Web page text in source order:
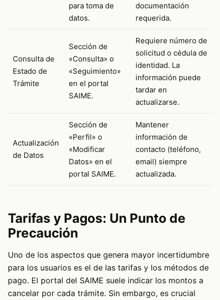
para toma de
datos.
documentación
requerida.
Consulta de
Estado de
Trámite
Sección de
«Consulta» o
«Seguimiento»
en el portal
SAIME.
Requiere número de
solicitud o cédula de
identidad. La
información puede
tardar en
actualizarse.
Actualización
de Datos
Sección de
«Perfil» o
«Modificar
Datos» en el
portal SAIME.
Mantener
información de
contacto (teléfono,
email) siempre
actualizada.
Tarifas y Pagos: Un Punto de
Precaución
Uno de los aspectos que genera mayor incertidumbre
para los usuarios es el de las tarifas y los métodos de
pago. El portal del SAIME suele indicar los montos a
cancelar por cada trámite. Sin embargo, es crucial